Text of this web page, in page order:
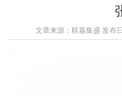
文章来源：联嘉集盛 发布